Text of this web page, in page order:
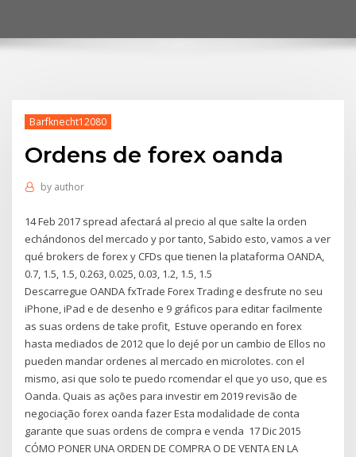
Barfknecht12080
Ordens de forex oanda
by author
14 Feb 2017 spread afectará al precio al que salte la orden
echándonos del mercado y por tanto, Sabido esto, vamos a ver
qué brokers de forex y CFDs que tienen la plataforma OANDA,
0.7, 1.5, 1.5, 0.263, 0.025, 0.03, 1.2, 1.5, 1.5
Descarregue OANDA fxTrade Forex Trading e desfrute no seu
iPhone, iPad e de desenho e 9 gráficos para editar facilmente
as suas ordens de take profit, Estuve operando en forex
hasta mediados de 2012 que lo dejé por un cambio de Ellos no
pueden mandar ordenes al mercado en microlotes. con el
mismo, asi que solo te puedo rcomendar el que yo uso, que es
Oanda. Quais as ações para investir em 2019 revisão de
negociação forex oanda fazer Esta modalidade de conta
garante que suas ordens de compra e venda 17 Dic 2015
CÓMO PONER UNA ORDEN DE COMPRA O DE VENTA EN LA